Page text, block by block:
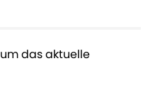
das aktuelle